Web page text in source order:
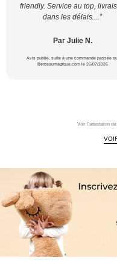
friendly. Service au top,
dans les délais....”
Par Julie N.
Avis publié, suite à une commande passée
Berceaumagique.com le 26/07/2026
Voir l'attestation